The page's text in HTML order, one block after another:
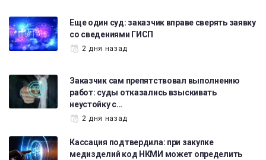
Еще один суд: заказчик вправе сверять заявку
со сведениями ГИСП
2 дня назад
Заказчик сам препятствовал выполнению
работ: суды отказались взыскивать
неустойку с…
2 дня назад
Кассация подтвердила: при закупке
медизделий код НКМИ может определить